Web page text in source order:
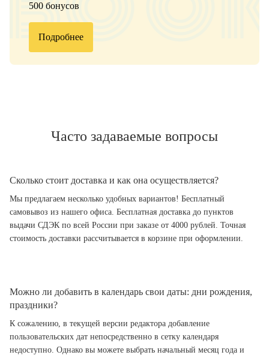
500 бонусов
Подробнее
Часто задаваемые вопросы
Сколько стоит доставка и как она осуществляется?
Мы предлагаем несколько удобных вариантов! Бесплатный
самовывоз из нашего офиса. Бесплатная доставка до пунктов
выдачи СДЭК по всей России при заказе от 4000 рублей. Точная
стоимость доставки рассчитывается в корзине при оформлении.
Можно ли добавить в календарь свои даты: дни рождения,
праздники?
К сожалению, в текущей версии редактора добавление
пользовательских дат непосредственно в сетку календаря
недоступно. Однако вы можете выбрать начальный месяц года и